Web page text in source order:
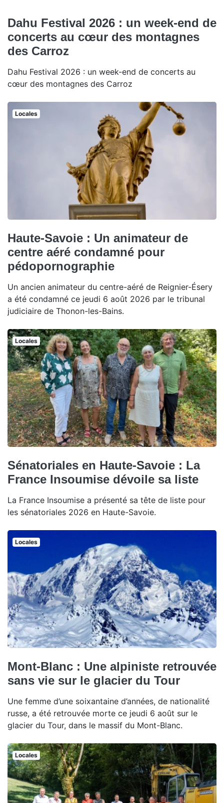
Dahu Festival 2026 : un week-end de
concerts au cœur des montagnes
des Carroz
Dahu Festival 2026 : un week-end de concerts au
cœur des montagnes des Carroz
Locales
Haute-Savoie : Un animateur de
centre aéré condamné pour
pédopornographie
Un ancien animateur du centre-aéré de Reignier-Ésery
a été condamné ce jeudi 6 août 2026 par le tribunal
judiciaire de Thonon-les-Bains.
Locales
Sénatoriales en Haute-Savoie : La
France Insoumise dévoile sa liste
La France Insoumise a présenté sa tête de liste pour
les sénatoriales 2026 en Haute-Savoie.
Locales
Mont-Blanc : Une alpiniste retrouvée
sans vie sur le glacier du Tour
Une femme d’une soixantaine d’années, de nationalité
russe, a été retrouvée morte ce jeudi 6 août sur le
glacier du Tour, dans le massif du Mont-Blanc.
Locales